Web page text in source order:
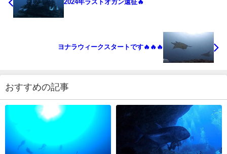
2024年ラストオガン遠征🔥
ヨナラウィークスタートです🔥🔥🔥
おすすめの記事